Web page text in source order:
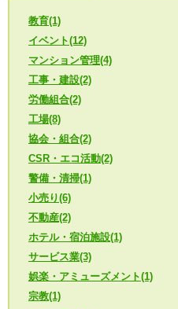
教育(1)
イベント(12)
マンション管理(4)
工事・建設(2)
労働組合(2)
工場(8)
協会・組合(2)
CSR・エコ活動(2)
警備・清掃(1)
小売り(6)
不動産(2)
ホテル・宿泊施設(1)
サービス業(3)
娯楽・アミューズメント(1)
宗教(1)